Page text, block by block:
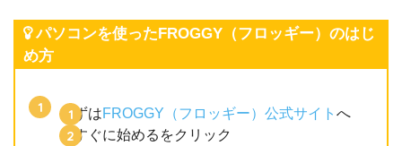
パソコンを使ったFROGGY（フロッギー）のはじ
め方
まずはFROGGY（フロッギー）公式サイト へ
今すぐに始めるをクリック